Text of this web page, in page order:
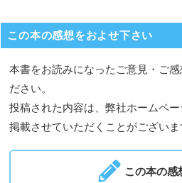
この本の感想をおよせ下さい
本書をお読みになったご意見・ご
ださい。
投稿された内容は、弊社ホームペ
掲載させていただくことがございま
この本の感